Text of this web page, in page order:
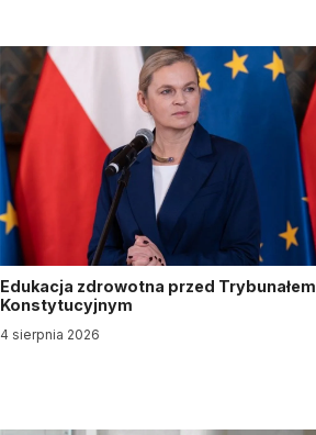
Edukacja zdrowotna przed Trybunałem
Konstytucyjnym
4 sierpnia 2026